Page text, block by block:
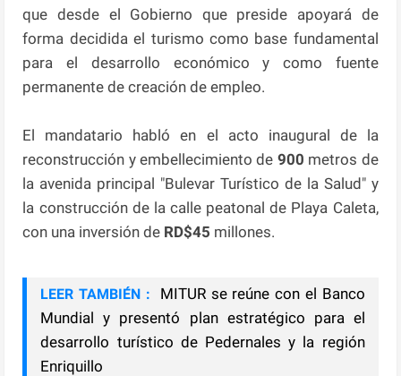
que desde el Gobierno que preside apoyará de
forma decidida el turismo como base fundamental
para el desarrollo económico y como fuente
permanente de creación de empleo.
El mandatario habló en el acto inaugural de la
reconstrucción y embellecimiento de 900 metros de
la avenida principal "Bulevar Turístico de la Salud" y
la construcción de la calle peatonal de Playa Caleta,
con una inversión de RD$45 millones.
LEER TAMBIÉN :
MITUR se reúne con el Banco
Mundial y presentó plan estratégico para el
desarrollo turístico de Pedernales y la región
Enriquillo